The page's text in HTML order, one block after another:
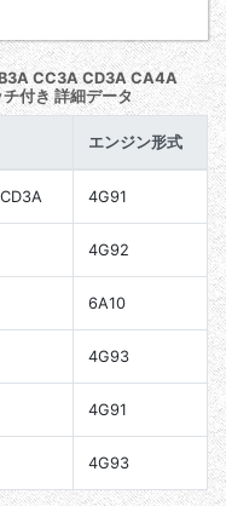
CC3A CD3A CA4A
付き 詳細データ
エンジン形式
4G91
4G92
6A10
4G93
4G91
4G93